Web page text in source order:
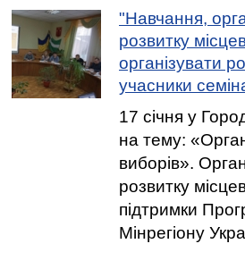
"Навчання,
розвитку
організувати
учасники
17 січня у
на тему:
виборів».
розвитку
підтримки
Мінрегіону